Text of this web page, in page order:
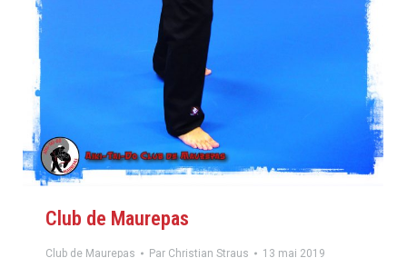
Club de Maurepas
Club de Maurepas Par Christian Straus 13 mai 2019